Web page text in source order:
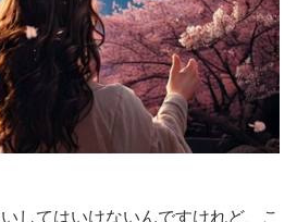
してはいけないんですけれど、こ